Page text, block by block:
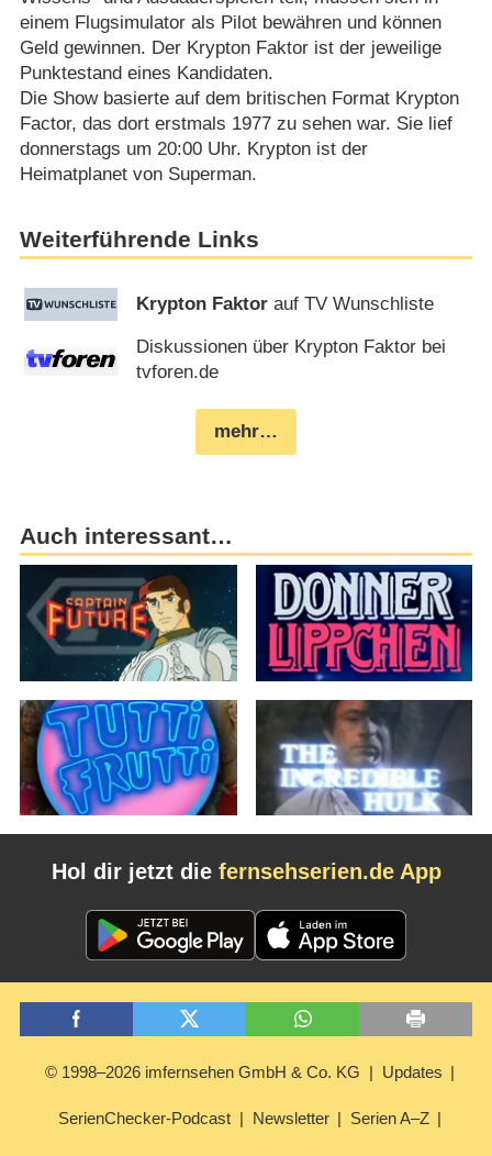
einem Flugsimulator als Pilot bewähren und können
Geld gewinnen. Der Krypton Faktor ist der jeweilige
Punktestand eines Kandidaten.
Die Show basierte auf dem britischen Format Krypton
Factor, das dort erstmals 1977 zu sehen war. Sie lief
donnerstags um 20:00 Uhr. Krypton ist der
Heimatplanet von Superman.
Weiterführende Links
Krypton Faktor auf TV Wunschliste
Diskussionen über Krypton Faktor bei
tvforen.de
mehr…
Auch interessant…
Hol dir jetzt die fernsehserien.de App
© 1998–2026 imfernsehen GmbH & Co. KG Updates
SerienChecker-Podcast Newsletter Serien A–Z